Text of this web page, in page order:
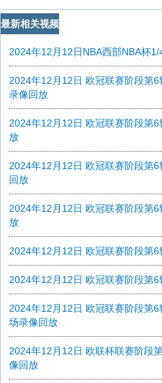
最新相关视频
2024年12月12日NBA西部NBA杯
2024年12月12日 欧冠联赛阶段第
录像回放
2024年12月12日 欧冠联赛阶段第
放
2024年12月12日 欧冠联赛阶段第
回放
2024年12月12日 欧冠联赛阶段第
放
2024年12月12日 欧冠联赛阶段第
2024年12月12日 欧冠联赛阶段第
2024年12月12日 欧冠联赛阶段第
场录像回放
2024年12月12日 欧联杯联赛阶段
像回放